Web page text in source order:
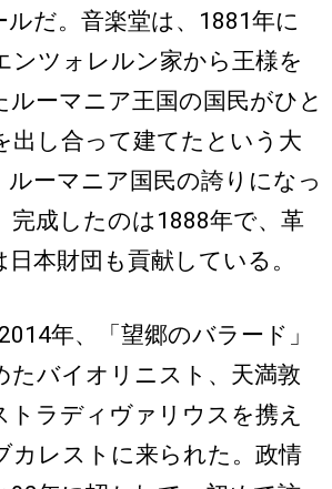
ルだ。音楽堂は、1881年に
ンツォレルン家から王様を
ルーマニア王国の国民がひと
出し合って建てたという大
ルーマニア国民の誇りになっ
完成したのは1888年で、革
本財団も貢献している。
年、「望郷のバラード」
たバイオリニスト、天満敦
トラディヴァリウスを携え
カレストに来られた。政情